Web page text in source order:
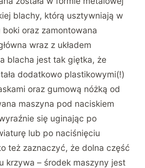
blachy, którą usztywniają w
oraz zamontowana
wraz z układem
blacha jest tak giętka, że
dodatkowo plastikowymi(!)
oraz gumową nóżką od
maszyna pod naciskiem
się uginając po
lub po naciśnięciu
też zaznaczyć, że dolna część
krzywa – środek maszyny jest